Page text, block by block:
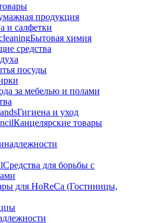
продукция
и салфетки
Бытовая химия
средства
посуды
за мебелью и полами
Гигиена и уход
Канцелярские товары
Средства для борьбы с
для HoReCa (Гостиницы,